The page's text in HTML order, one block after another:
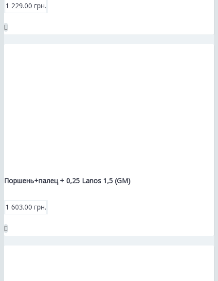
1 229.00 грн.
Поршень+палец + 0,25 Lanos 1,5 (GM)
1 603.00 грн.